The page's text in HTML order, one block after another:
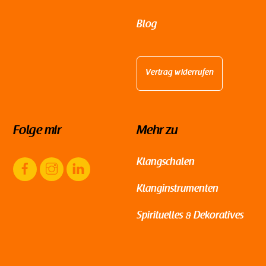
Blog
Vertrag widerrufen
Folge mir
FacebookInstagram
Mehr zu
Klangschalen
Klanginstrumenten
Spirituelles & Dekoratives